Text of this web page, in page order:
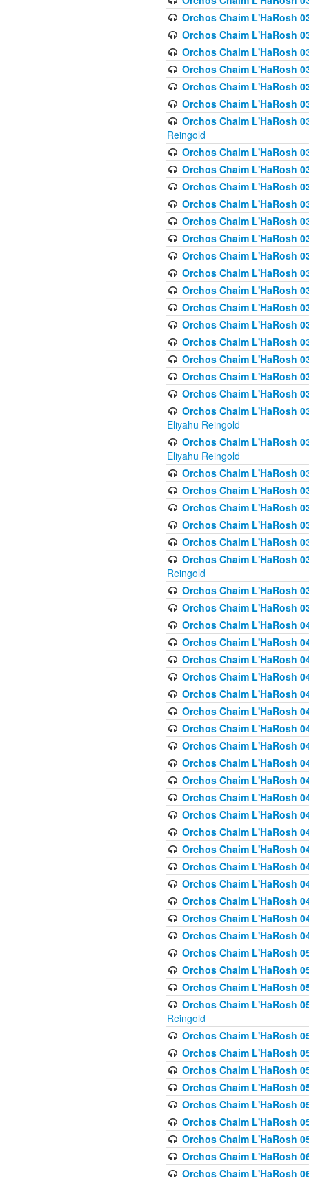
Orchos Chaim L'HaRosh
Orchos Chaim L'HaRosh
Orchos Chaim L'HaRosh
Orchos Chaim L'HaRosh
Orchos Chaim L'HaRosh
Orchos Chaim L'HaRosh
Orchos Chaim L'HaRosh
Reingold
Orchos Chaim L'HaRosh
Orchos Chaim L'HaRosh
Orchos Chaim L'HaRosh
Orchos Chaim L'HaRosh
Orchos Chaim L'HaRosh
Orchos Chaim L'HaRosh
Orchos Chaim L'HaRosh
Orchos Chaim L'HaRosh
Orchos Chaim L'HaRosh
Orchos Chaim L'HaRosh
Orchos Chaim L'HaRosh
Orchos Chaim L'HaRosh
Orchos Chaim L'HaRosh
Orchos Chaim L'HaRosh
Orchos Chaim L'HaRosh
Orchos Chaim L'HaRosh
Eliyahu Reingold
Orchos Chaim L'HaRosh
Eliyahu Reingold
Orchos Chaim L'HaRosh
Orchos Chaim L'HaRosh
Orchos Chaim L'HaRosh
Orchos Chaim L'HaRosh
Orchos Chaim L'HaRosh
Orchos Chaim L'HaRosh
Reingold
Orchos Chaim L'HaRosh
Orchos Chaim L'HaRosh
Orchos Chaim L'HaRosh
Orchos Chaim L'HaRosh
Orchos Chaim L'HaRosh
Orchos Chaim L'HaRosh
Orchos Chaim L'HaRosh
Orchos Chaim L'HaRosh
Orchos Chaim L'HaRosh
Orchos Chaim L'HaRosh
Orchos Chaim L'HaRosh
Orchos Chaim L'HaRosh
Orchos Chaim L'HaRosh
Orchos Chaim L'HaRosh
Orchos Chaim L'HaRosh
Orchos Chaim L'HaRosh
Orchos Chaim L'HaRosh
Orchos Chaim L'HaRosh
Orchos Chaim L'HaRosh
Orchos Chaim L'HaRosh
Orchos Chaim L'HaRosh
Orchos Chaim L'HaRosh
Orchos Chaim L'HaRosh
Orchos Chaim L'HaRosh
Orchos Chaim L'HaRosh
Reingold
Orchos Chaim L'HaRosh
Orchos Chaim L'HaRosh
Orchos Chaim L'HaRosh
Orchos Chaim L'HaRosh
Orchos Chaim L'HaRosh
Orchos Chaim L'HaRosh
Orchos Chaim L'HaRosh
Orchos Chaim L'HaRosh
Orchos Chaim L'HaRosh